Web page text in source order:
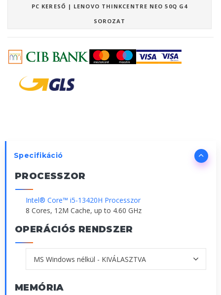
PC KERESŐ | LENOVO THINKCENTRE NEO 50Q G4
SOROZAT
Specifikáció
PROCESSZOR
Intel® Core™ i5-13420H Processzor
8 Cores, 12M Cache, up to 4.60 GHz
OPERÁCIÓS RENDSZER
MEMÓRIA